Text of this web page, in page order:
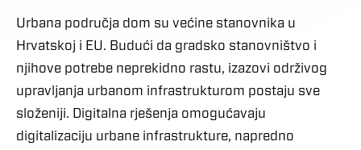
Urbana područja dom su većine stanovnika u
Hrvatskoj i EU. Budući da gradsko stanovništvo i
njihove potrebe neprekidno rastu, izazovi održivog
upravljanja urbanom infrastrukturom postaju sve
složeniji. Digitalna rješenja omogućavaju
digitalizaciju urbane infrastrukture, napredno